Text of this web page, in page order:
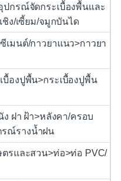
กรณ์จัดกระเบื้องพื้นและ
ง/เซี้ยม/จมูกบันได
เมนต์/กาวยาแนว>กาวยา
บื้องปูพื้น>กระเบื้องปูพื้น
ฝา ฝ้า>หลังคา/ครอบ
รณ์รางน้ำฝน
รและสวน>ท่อ>ท่อ PVC/